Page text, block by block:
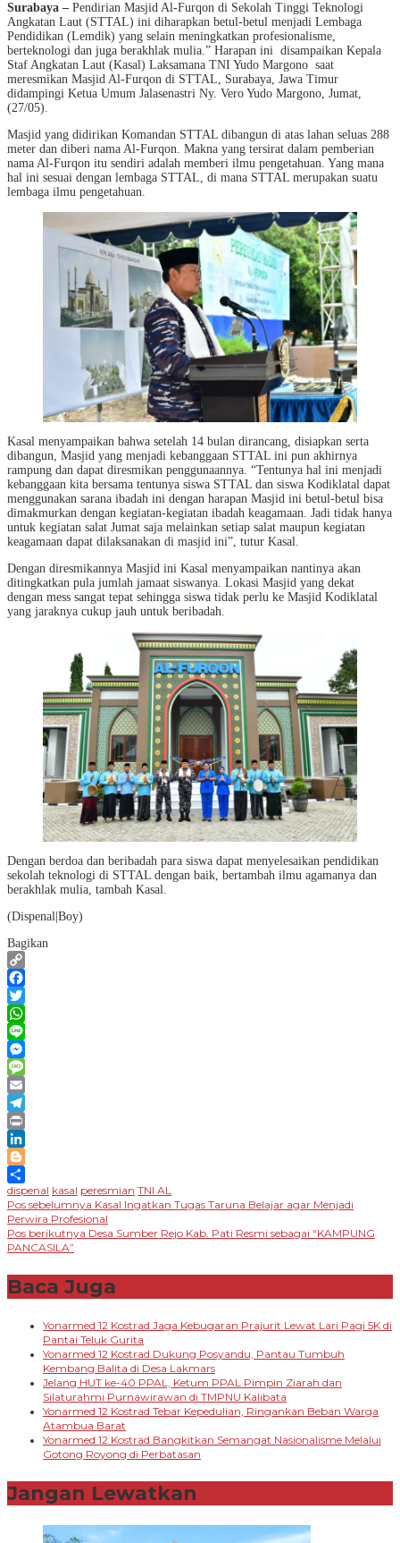
Surabaya – Pendirian Masjid Al-Furqon di Sekolah Tinggi Teknologi
Angkatan Laut (STTAL) ini diharapkan betul-betul menjadi Lembaga
Pendidikan (Lemdik) yang selain meningkatkan profesionalisme,
berteknologi dan juga berakhlak mulia.” Harapan ini disampaikan Kepala
Staf Angkatan Laut (Kasal) Laksamana TNI Yudo Margono saat
meresmikan Masjid Al-Furqon di STTAL, Surabaya, Jawa Timur
didampingi Ketua Umum Jalasenastri Ny. Vero Yudo Margono, Jumat,
(27/05).
Masjid yang didirikan Komandan STTAL dibangun di atas lahan seluas 288
meter dan diberi nama Al-Furqon. Makna yang tersirat dalam pemberian
nama Al-Furqon itu sendiri adalah memberi ilmu pengetahuan. Yang mana
hal ini sesuai dengan lembaga STTAL, di mana STTAL merupakan suatu
lembaga ilmu pengetahuan.
Kasal menyampaikan bahwa setelah 14 bulan dirancang, disiapkan serta
dibangun, Masjid yang menjadi kebanggaan STTAL ini pun akhirnya
rampung dan dapat diresmikan penggunaannya. “Tentunya hal ini menjadi
kebanggaan kita bersama tentunya siswa STTAL dan siswa Kodiklatal dapat
menggunakan sarana ibadah ini dengan harapan Masjid ini betul-betul bisa
dimakmurkan dengan kegiatan-kegiatan ibadah keagamaan. Jadi tidak hanya
untuk kegiatan salat Jumat saja melainkan setiap salat maupun kegiatan
keagamaan dapat dilaksanakan di masjid ini”, tutur Kasal.
Dengan diresmikannya Masjid ini Kasal menyampaikan nantinya akan
ditingkatkan pula jumlah jamaat siswanya. Lokasi Masjid yang dekat
dengan mess sangat tepat sehingga siswa tidak perlu ke Masjid Kodiklatal
yang jaraknya cukup jauh untuk beribadah.
Dengan berdoa dan beribadah para siswa dapat menyelesaikan pendidikan
sekolah teknologi di STTAL dengan baik, bertambah ilmu agamanya dan
berakhlak mulia, tambah Kasal.
(Dispenal|Boy)
Bagikan
Copy
Link
Facebook
Twitter
WhatsApp
Line
Messenger
Message
Email
Telegram
Print
LinkedIn
Blogger
Share
dispenal kasal peresmian TNI AL
Navigasi
pos
Pos sebelumnya Kasal Ingatkan Tugas Taruna Belajar agar Menjadi
Perwira Profesional
Pos berikutnya Desa Sumber Rejo Kab. Pati Resmi sebagai “KAMPUNG
PANCASILA”
Baca Juga
Yonarmed 12 Kostrad Jaga Kebugaran Prajurit Lewat Lari Pagi 5K di
Pantai Teluk Gurita
Yonarmed 12 Kostrad Dukung Posyandu, Pantau Tumbuh
Kembang Balita di Desa Lakmars
Jelang HUT ke-40 PPAL, Ketum PPAL Pimpin Ziarah dan
Silaturahmi Purnawirawan di TMPNU Kalibata
Yonarmed 12 Kostrad Tebar Kepedulian, Ringankan Beban Warga
Atambua Barat
Yonarmed 12 Kostrad Bangkitkan Semangat Nasionalisme Melalui
Gotong Royong di Perbatasan
Jangan Lewatkan